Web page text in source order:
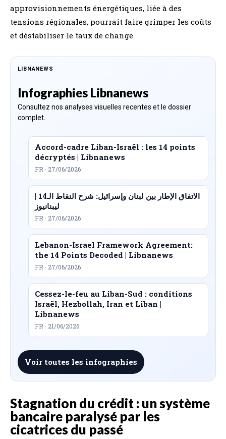
approvisionnements énergétiques, liée à des
tensions régionales, pourrait faire grimper les coûts
et déstabiliser le taux de change.
LIBNANEWS
Infographies Libnanews
Consultez nos analyses visuelles recentes et le dossier
complet.
Accord-cadre Liban-Israël : les 14 points
décryptés | Libnanews
FR · 27/06/2026
الاتفاق الإطار بين لبنان وإسرائيل: شرح النقاط الـ14 |
ليبنانيوز
FR · 27/06/2026
Lebanon-Israel Framework Agreement:
the 14 Points Decoded | Libnanews
FR · 27/06/2026
Cessez-le-feu au Liban-Sud : conditions
Israël, Hezbollah, Iran et Liban |
Libnanews
FR · 21/06/2026
Voir toutes les infographies
Stagnation du crédit : un système
bancaire paralysé par les
cicatrices du passé